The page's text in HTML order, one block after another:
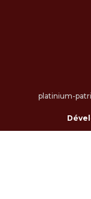
platinium-